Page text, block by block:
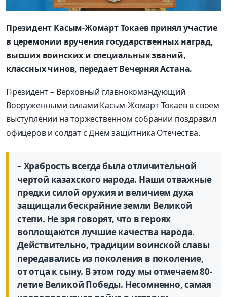
Президент Касым-Жомарт Токаев принял участие
в церемонии вручения государственных наград,
высших воинских и специальных званий,
классных чинов, передает Вечерняя Астана.
Президент – Верховный главнокомандующий
Вооруженными силами Касым-Жомарт Токаев в своем
выступлении на торжественном собрании поздравил
офицеров и солдат с Днем защитника Отечества.
– Храбрость всегда была отличительной
чертой казахского народа. Наши отважные
предки силой оружия и величием духа
защищали бескрайние земли Великой
степи. Не зря говорят, что в героях
воплощаются лучшие качества народа.
Действительно, традиции воинской славы
передавались из поколения в поколение,
от отца к сыну. В этом году мы отмечаем 80-
летие Великой Победы. Несомненно, самая